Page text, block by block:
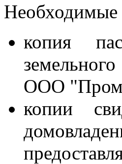
Необходимые
копия
ООО
копии